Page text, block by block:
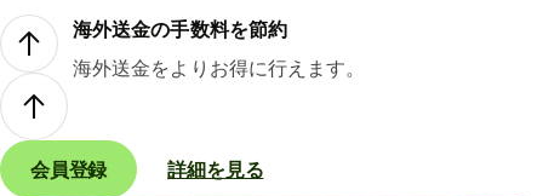
海外送金の手数料を節約
海外送金をよりお得に行えます。
会員登録 詳細を見る